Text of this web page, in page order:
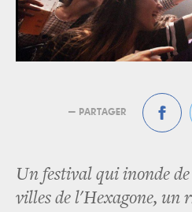
— PARTAGER
Un festival qui inonde
villes de l'Hexagone, un